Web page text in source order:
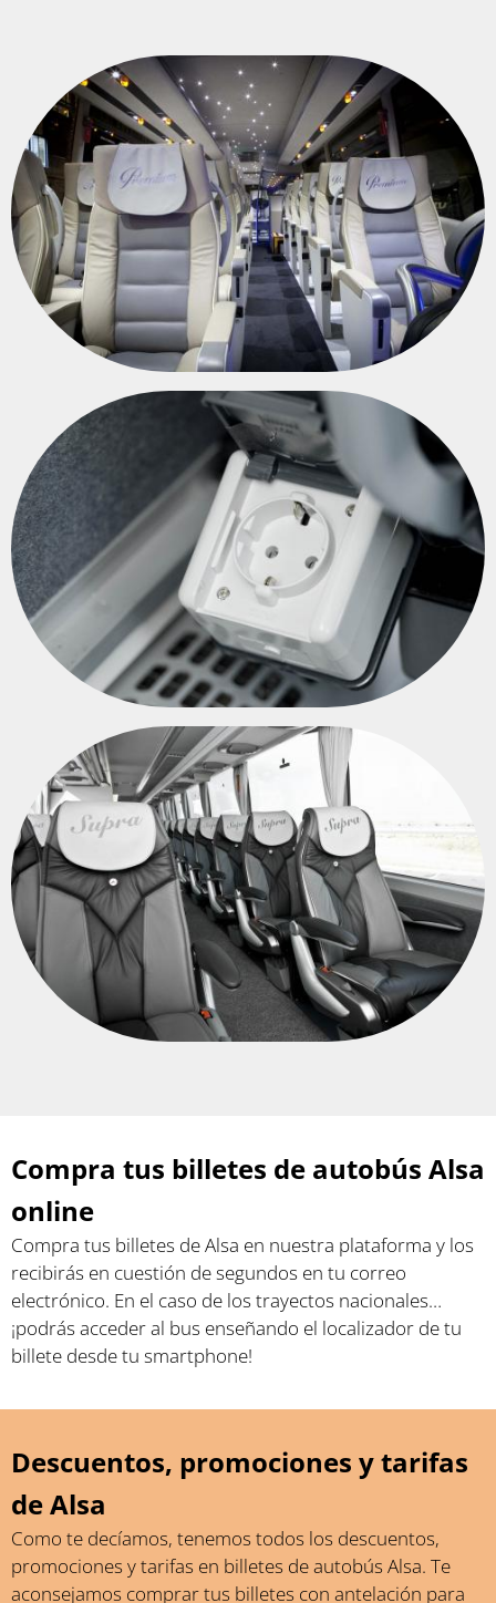
Compra tus billetes de autobús Alsa
online
Compra tus billetes de Alsa en nuestra plataforma y los
recibirás en cuestión de segundos en tu correo
electrónico. En el caso de los trayectos nacionales…
¡podrás acceder al bus enseñando el localizador de tu
billete desde tu smartphone!
Descuentos, promociones y tarifas
de Alsa
Como te decíamos, tenemos todos los descuentos,
promociones y tarifas en billetes de autobús Alsa. Te
aconsejamos comprar tus billetes con antelación para